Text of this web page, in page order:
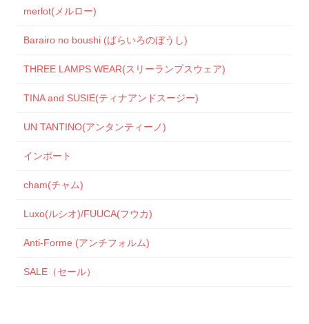
merlot(メルロー)
Barairo no boushi (ばらいろのぼうし)
THREE LAMPS WEAR(スリーランプスウェア)
TINA and SUSIE(ティナアンドスージー)
UN TANTINO(アンタンティーノ)
インポート
cham(チャム)
Luxo(ルシオ)/FUUCA(フウカ)
Anti-Forme (アンチフォルム)
SALE（セール）